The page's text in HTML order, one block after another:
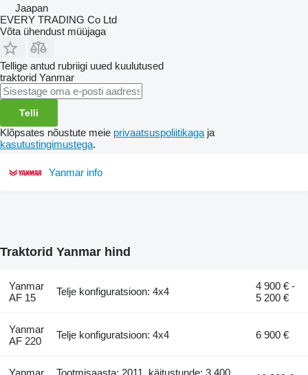
Jaapan
EVERY TRADING Co Ltd
Võta ühendust müüjaga
Tellige antud rubriigi uued kuulutused
traktorid Yanmar
Telli
Klõpsates nõustute meie privaatsuspoliitikaga ja
kasutustingimustega.
Yanmar info
Traktorid Yanmar hind
Yanmar
AF 15
Telje konfiguratsioon: 4x4
4 900 € -
5 200 €
Yanmar
AF 220
Telje konfiguratsioon: 4x4 6 900 €
Yanmar Tootmisaasta: 2011, käitustunde: 3 400